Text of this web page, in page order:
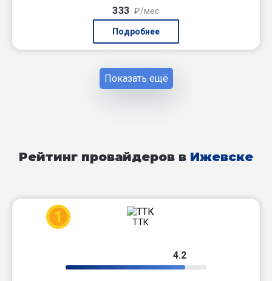
333 ₽/мес
Подробнее
Показать ещё
Рейтинг провайдеров в Ижевске
1
ТТК
4.2